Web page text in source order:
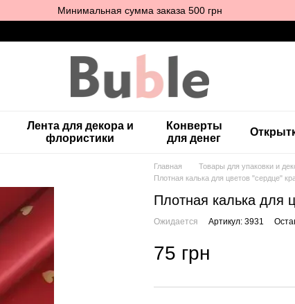
Минимальная сумма заказа 500 грн
Лента для декора и
флористики
Конверты
для денег
Главная Товары для упаковки и
Плотная калька для цветов "сердце"
Плотная калька для
Ожидается Артикул: 3931
75 грн